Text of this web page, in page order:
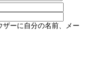
ーに自分の名前、メー